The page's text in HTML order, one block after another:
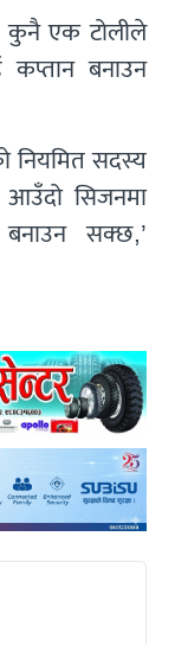
कुनै एक टोलीले
कप्तान बनाउन
नियमित सदस्य
आउँदो सिजनमा
सक्छ,’